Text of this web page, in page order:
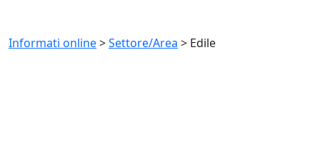
Informati online>Settore/Area > Edile